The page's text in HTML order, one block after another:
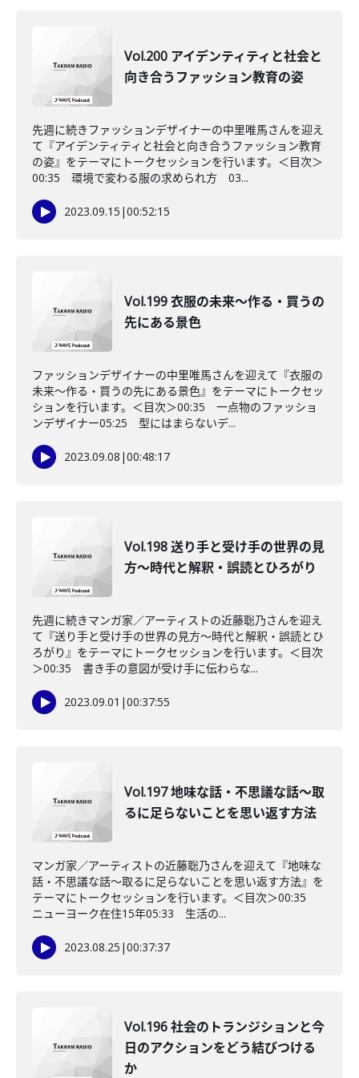
Vol.200 アイデンティティと社会と
向き合うファッション教育の姿
先週に続きファッションデザイナーの中里唯馬さんを迎え
て『アイデンティティと社会と向き合うファッション教育
の姿』をテーマにトークセッションを行います。＜目次＞
00:35 環境で変わる服の求められ方 03...
2023.09.15 |00:52:15
Vol.199 衣服の未来〜作る・買うの
先にある景色
ファッションデザイナーの中里唯馬さんを迎えて『衣服の
未来〜作る・買うの先にある景色』をテーマにトークセッ
ションを行います。＜目次＞00:35 一点物のファッショ
ンデザイナー05:25 型にはまらないデ...
2023.09.08 |00:48:17
Vol.198 送り手と受け手の世界の見
方〜時代と解釈・誤読とひろがり
先週に続きマンガ家／アーティストの近藤聡乃さんを迎え
て『送り手と受け手の世界の見方〜時代と解釈・誤読とひ
ろがり』をテーマにトークセッションを行います。＜目次
＞00:35 書き手の意図が受け手に伝わらな...
2023.09.01 |00:37:55
Vol.197 地味な話・不思議な話〜取
るに足らないことを思い返す方法
マンガ家／アーティストの近藤聡乃さんを迎えて『地味な
話・不思議な話〜取るに足らないことを思い返す方法』を
テーマにトークセッションを行います。＜目次＞00:35
ニューヨーク在住15年05:33 生活の...
2023.08.25 |00:37:37
Vol.196 社会のトランジションと今
日のアクションをどう結びつける
か